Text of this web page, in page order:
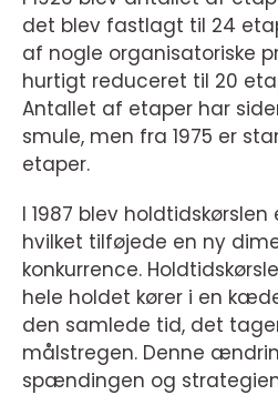
det blev fastlagt til 24
af nogle organisatoriske
hurtigt reduceret til 20
Antallet af etaper har
smule, men fra 1975 er
etaper.
I 1987 blev
hvilket tilføjede en ny
konkurrence.
hele holdet kører i en
den samlede tid, det
målstregen. Denne
spændingen og